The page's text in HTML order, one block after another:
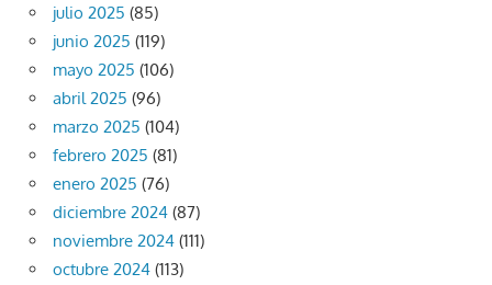
julio 2025 (85)
junio 2025 (119)
mayo 2025 (106)
abril 2025 (96)
marzo 2025 (104)
febrero 2025 (81)
enero 2025 (76)
diciembre 2024 (87)
noviembre 2024 (111)
octubre 2024 (113)